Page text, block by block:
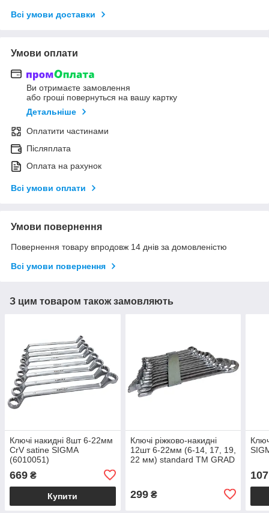
Всі умови доставки
Умови оплати
Ви отримаєте замовлення
або гроші повернуться на вашу картку
Детальніше
Оплатити частинами
Післяплата
Оплата на рахунок
Всі умови оплати
Умови повернення
Повернення товару впродовж 14 днів за домовленістю
Всі умови повернення
З цим товаром також замовляють
Ключі накидні 8шт 6-22мм
CrV satine SIGMA
(6010051)
669 ₴
Купити
Ключі ріжково-накидні
12шт 6-22мм (6-14, 17, 19,
22 мм) standard ТМ GRAD
299₴
107